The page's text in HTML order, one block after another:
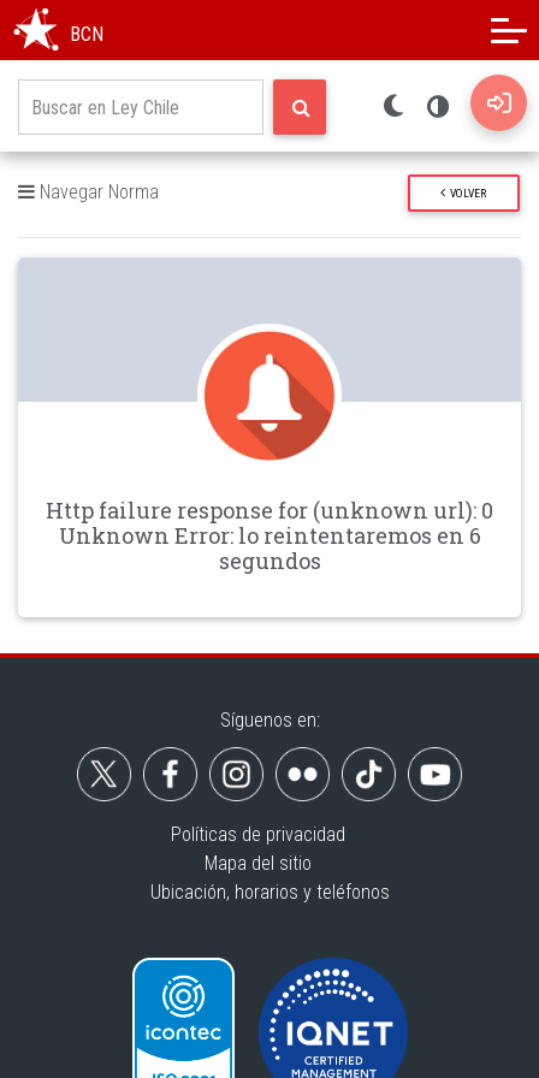
BCN
Navegar Norma VOLVER
Http failure response for (unknown url): 0
Unknown Error: lo reintentaremos en 6
segundos
Síguenos en:
Políticas de privacidad
Mapa del sitio
Ubicación, horarios y teléfonos